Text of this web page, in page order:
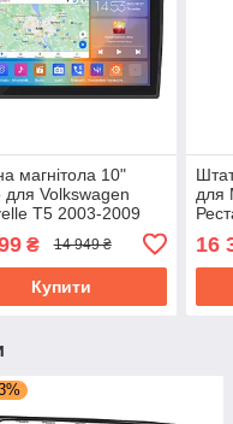
магнітола 10"
для Volkswagen
T5 2003-2009
CarPlay 4G Wi-Fi
₴ 14 949 ₴
Купити
для
16